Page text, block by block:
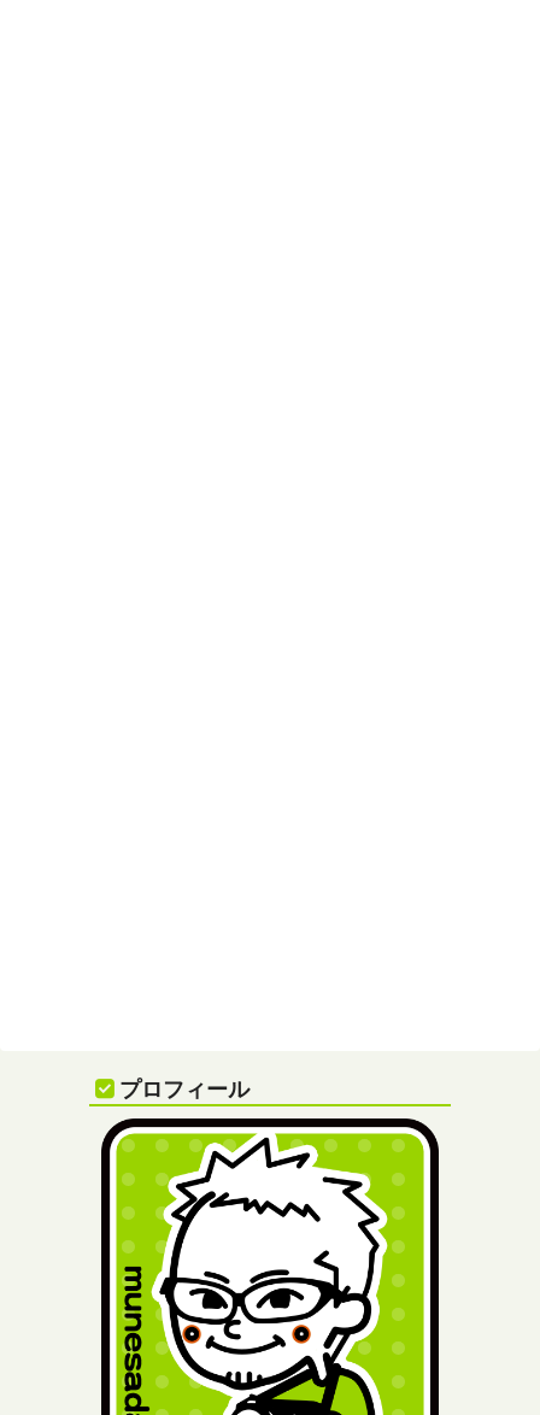
プロフィール